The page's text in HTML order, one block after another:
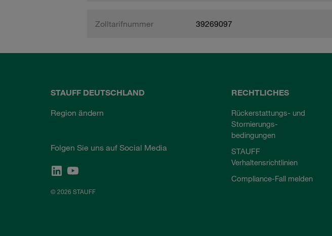
Zolltarifnummer 39269097
STAUFF DEUTSCHLAND
Region ändern
Folgen Sie uns auf Social Media
© 2026 STAUFF
RECHTLICHES
Rückerstattungs- und
Stornierungs-
bedingungen
STAUFF
Verhaltensrichtlinien
Compliance-Fall melden